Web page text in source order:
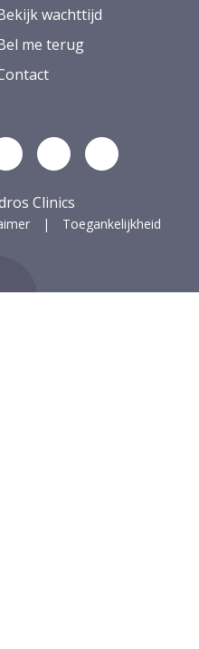
wachttijd
me terug
Linkedin
op YouTube
Volg ons op Facebook
Volg ons op
Volg ons
Clinics
Toegankelijkheid